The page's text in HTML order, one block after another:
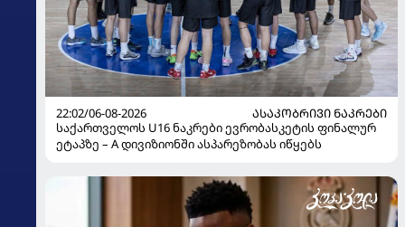
22:02/06-08-2026
ᲐᲡᲐᲙᲝᲑᲠᲘᲕᲘ ᲜᲐᲙᲠᲔᲑᲘ
საქართველოს U16 ნაკრები ევრობასკეტის ფინალურ
ეტაპზე – A დივიზიონში ასპარეზობას იწყებს